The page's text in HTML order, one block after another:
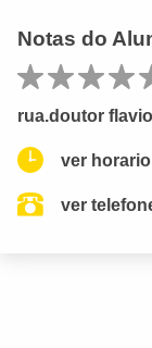
Notas do
rua.doutor
ver
ver